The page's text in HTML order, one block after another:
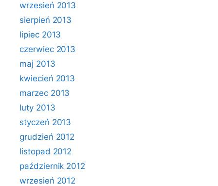
wrzesień 2013
sierpień 2013
lipiec 2013
czerwiec 2013
maj 2013
kwiecień 2013
marzec 2013
luty 2013
styczeń 2013
grudzień 2012
listopad 2012
październik 2012
wrzesień 2012